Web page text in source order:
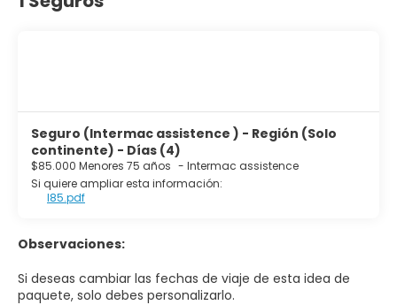
Seguro (Intermac assistence ) - Región (Solo
continente) - Días (4)
$85.000 Menores 75 años - Intermac assistence
Si quiere ampliar esta información:
I85.pdf
Observaciones:
Si deseas cambiar las fechas de viaje de esta idea de
paquete, solo debes personalizarlo.